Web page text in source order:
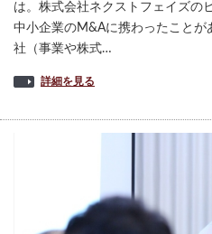
は。株式会社ネクストフェイズの
中小企業のM&Aに携わったこと
社（事業や株式…
詳細を見る